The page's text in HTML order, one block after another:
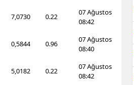
7,0730 0.22
07 Ağustos
08:42
0,5844 0.96
07 Ağustos
08:40
5,0182 0.22
07 Ağustos
08:42